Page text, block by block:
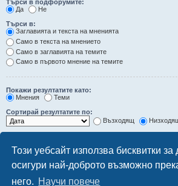
Този уебсайт използва бисквитки за
осигури най-доброто възможно
него. Научи повече
Търси в подфорумите:
Да
Не
Търси в:
Заглавията и текста на мненията
Само в текста на мнението
Само в заглавията на темите
Само в първото мнение на темите
Покажи резултатите като:
Мнения
Теми
Сортирай резултатите по:
Възходящ
Покажи първите:
символа от мненията